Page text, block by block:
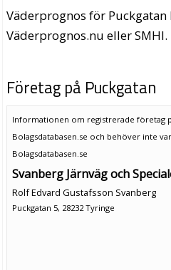
Väderprognos för
Väderprognos.nu eller SMHI.
Företag på Puckgatan
Informationen om registrerade företag
Bolagsdatabasen.se och behöver inte
Bolagsdatabasen.se
Svanberg Järnväg och
Rolf Edvard Gustafsson Svanberg
Puckgatan 5, 28232 Tyringe